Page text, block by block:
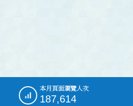
本月頁面瀏覽人次
187,614